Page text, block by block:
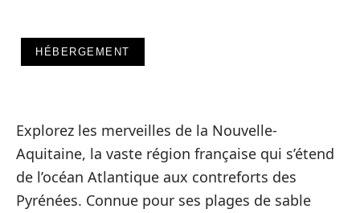
HÉBERGEMENT
Explorez les merveilles de la Nouvelle-
Aquitaine, la vaste région française qui s’étend
de l’océan Atlantique aux contreforts des
Pyrénées. Connue pour ses plages de sable